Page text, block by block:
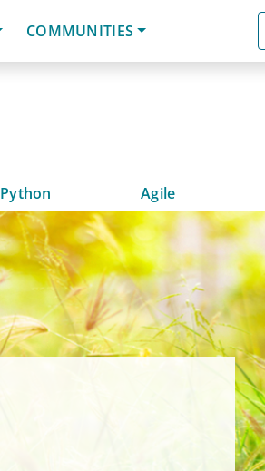
COMMUNITIES
Python Agile